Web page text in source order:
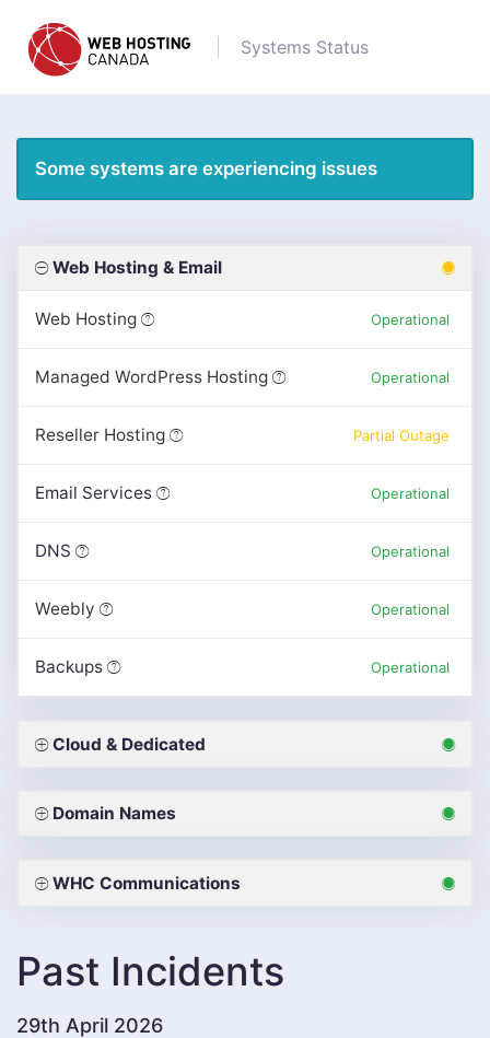
Systems Status
Some systems are experiencing issues
Web Hosting & Email
Web Hosting Operational
Managed WordPress Hosting Operational
Reseller Hosting Partial Outage
Email Services Operational
DNS Operational
Weebly Operational
Backups Operational
Cloud & Dedicated
Domain Names
WHC Communications
Past Incidents
29th April 2026